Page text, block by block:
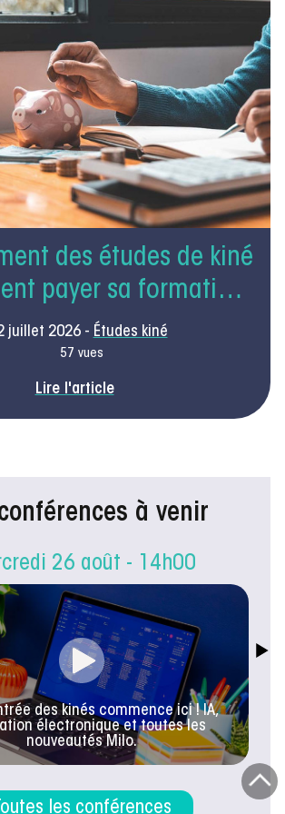
des études de kiné
payer sa formation
sans s’endetter
lourdement ?
juillet 2026 - Études kiné
57 vues
Lire l'article
à venir
26 août - 14h00
des kinés commence ici ! IA,
électronique et toutes les
nouveautés Milo.
Toutes les conférences